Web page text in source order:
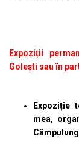
Expoziții
Golești sau în
Expoziție
mea,